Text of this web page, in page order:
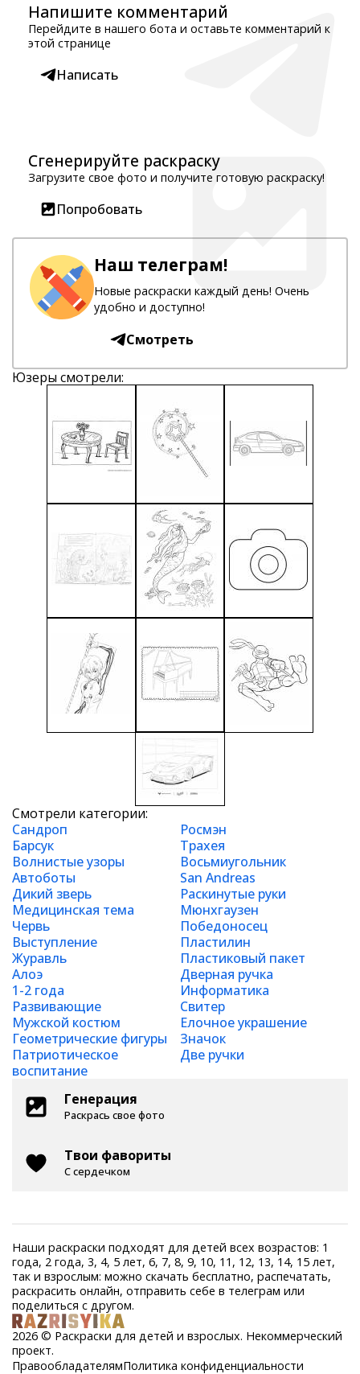
Напишите комментарий
Перейдите в нашего бота и оставьте комментарий к
этой странице
Написать
Сгенерируйте раскраску
Загрузите свое фото и получите готовую раскраску!
Попробовать
Наш телеграм!
Новые раскраски каждый день! Очень
удобно и доступно!
Смотреть
Юзеры смотрели:
Смотрели категории:
Сандроп
Росмэн
Барсук
Трахея
Волнистые узоры
Восьмиугольник
Автоботы
San Andreas
Дикий зверь
Раскинутые руки
Медицинская тема
Мюнхгаузен
Червь
Победоносец
Выступление
Пластилин
Журавль
Пластиковый пакет
Алоэ
Дверная ручка
1-2 года
Информатика
Развивающие
Свитер
Мужской костюм
Елочное украшение
Геометрические фигуры
Значок
Патриотическое
воспитание
Две ручки
Генерация
Раскрась свое фото
Твои фавориты
С сердечком
Наши раскраски подходят для детей всех возрастов: 1
года, 2 года, 3, 4, 5 лет, 6, 7, 8, 9, 10, 11, 12, 13, 14, 15 лет,
так и взрослым: можно скачать бесплатно, распечатать,
раскрасить онлайн, отправить себе в телеграм или
поделиться с другом.
2026 © Раскраски для детей и взрослых. Некоммерческий
проект.
ПравообладателямПолитика конфиденциальности